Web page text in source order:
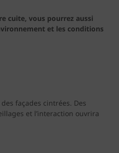
cuite, vous pourrez aussi
et les conditions
façades cintrées. Des
et l’interaction ouvrira